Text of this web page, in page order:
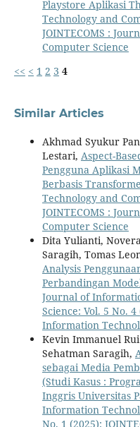
Playstore Aplikasi
Technology and
JOINTECOMS :
Computer Science
<< < 1 2 3 4
Similar Articles
Akhmad Syukur
Lestari, Aspect-
Pengguna Aplikasi
Berbasis
Technology and
JOINTECOMS :
Computer Science
Dita Yulianti,
Saragih, Tomas
Analysis
Perbandingan
Journal of
Science: Vol. 5 No.
Information
Kevin Immanuel
Sehatman Saragih,
sebagai Media
(Studi Kasus :
Inggris Universitas
Information
No. 1 (2025):